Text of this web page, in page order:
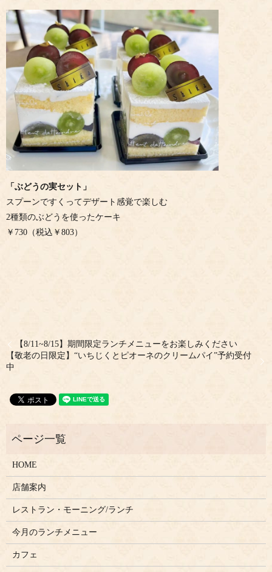
「ぶどうの実セット」
スプーンですくってデザート感覚で楽しむ
2種類のぶどうを使ったケーキ
￥730（税込￥803）
【8/11~8/15】期間限定ランチメニューをお楽しみください
【敬老の日限定】“いちじくとピオーネのクリームパイ”予約受付
中
HOME
店舗案内
レストラン・モーニング/ランチ
今月のランチメニュー
カフェ